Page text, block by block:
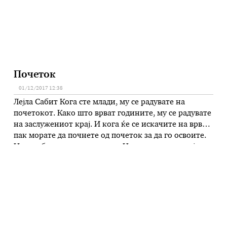
Почеток
01/12/2017 12:38
Лејла Сабит Кога сте млади, му се радувате на
почетокот. Како што врват годините, му се радувате
на заслужениот крај. И кога ќе се искачите на врвот,
пак морате да почнете од почеток за да го освоите.